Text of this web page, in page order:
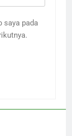
saya pada